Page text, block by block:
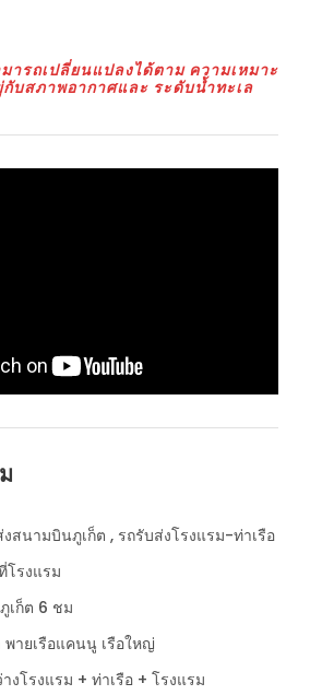
ารถเปลี่ยนแปลงได้ตาม ความเหมาะ
บสภาพอากาศและ ระดับน้ำทะเล
สนามบินภูเก็ต , รถรับส่งโรงแรม-ท่าเรือ
โรงแรม
เก็ต 6 ชม
พายเรือแคนนู เรือใหญ่
งโรงแรม + ท่าเรือ + โรงแรม